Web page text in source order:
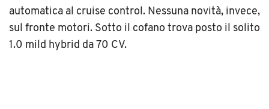
automatica al cruise control. Nessuna novità, invece,
sul fronte motori. Sotto il cofano trova posto il solito
1.0 mild hybrid da 70 CV.